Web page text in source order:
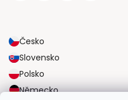
Česko
Slovensko
Polsko
Německo